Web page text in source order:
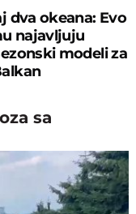
dva okeana: Evo
najavljuju
modeli za
sa